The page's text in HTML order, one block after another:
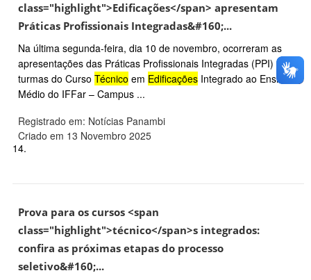
class="highlight">Edificações</span> apresentam
Práticas Profissionais Integradas&#160;...
Na última segunda-feira, dia 10 de novembro, ocorreram as
apresentações das Práticas Profissionais Integradas (PPI) das
turmas do Curso Técnico em Edificações Integrado ao Ensino
Médio do IFFar – Campus ...
Registrado em: Notícias Panambi
Criado em 13 Novembro 2025
14.
Prova para os cursos <span
class="highlight">técnico</span>s integrados:
confira as próximas etapas do processo
seletivo&#160;...